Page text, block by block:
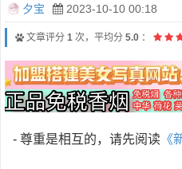
夕宝 2023-10-10 00:18
文章评分 1 次，平均分 5.0 ：
- 尊重是相互的，请先阅读 《